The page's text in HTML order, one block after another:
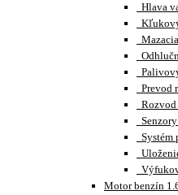
Hlava
Prevod
Systém
Motor benzín